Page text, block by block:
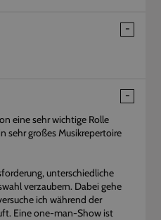
eine sehr wichtige Rolle
sehr großes Musikrepertoire
unterschiedliche
verzaubern. Dabei gehe
ich während der
Eine one-man-Show ist